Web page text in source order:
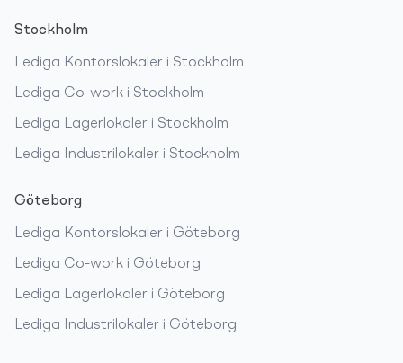
Stockholm
Lediga Kontorslokaler i Stockholm
Lediga Co-work i Stockholm
Lediga Lagerlokaler i Stockholm
Lediga Industrilokaler i Stockholm
Göteborg
Lediga Kontorslokaler i Göteborg
Lediga Co-work i Göteborg
Lediga Lagerlokaler i Göteborg
Lediga Industrilokaler i Göteborg